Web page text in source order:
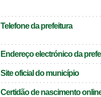
Telefone da prefeitura
Endereço electrónico da
Site oficial do município
Certidão de nascimento